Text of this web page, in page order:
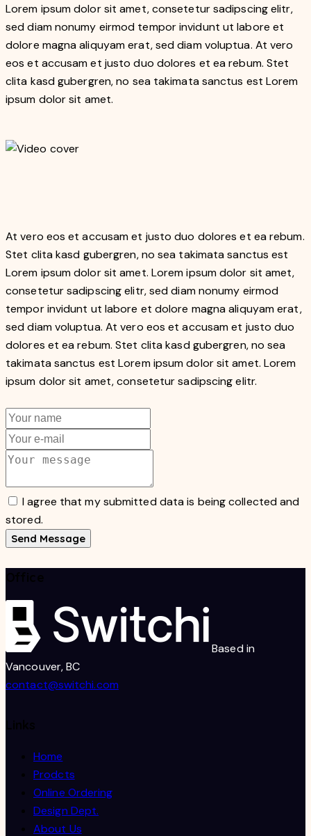
Lorem ipsum dolor sit amet, consetetur sadipscing elitr,
sed diam nonumy eirmod tempor invidunt ut labore et
dolore magna aliquyam erat, sed diam voluptua. At vero
eos et accusam et justo duo dolores et ea rebum. Stet
clita kasd gubergren, no sea takimata sanctus est Lorem
ipsum dolor sit amet.
At vero eos et accusam et justo duo dolores et ea rebum.
Stet clita kasd gubergren, no sea takimata sanctus est
Lorem ipsum dolor sit amet. Lorem ipsum dolor sit amet,
consetetur sadipscing elitr, sed diam nonumy eirmod
tempor invidunt ut labore et dolore magna aliquyam erat,
sed diam voluptua. At vero eos et accusam et justo duo
dolores et ea rebum. Stet clita kasd gubergren, no sea
takimata sanctus est Lorem ipsum dolor sit amet. Lorem
ipsum dolor sit amet, consetetur sadipscing elitr.
I agree that my submitted data is being collected and
stored.
Send Message
Based in
Vancouver, BC
contact@switchi.com
Home
Prodcts
Online Ordering
Design Dept.
About Us